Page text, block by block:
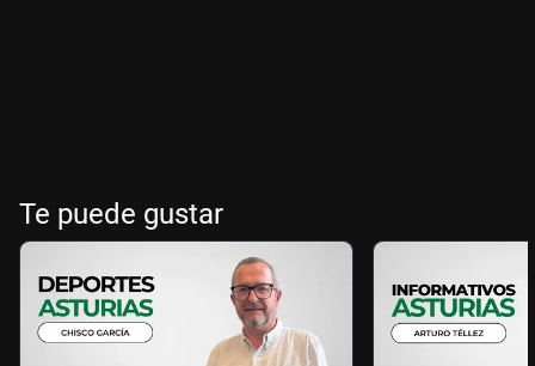
Te puede gustar